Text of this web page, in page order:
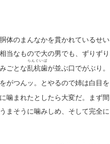
体のまんなかを貫かれているせい
当なもので大の男でも、ずりずり
ごとな乱杭歯
らんぐいば
が並ぶ口でがぶり。
がつんッ。とやるので姉は白目を
噛まれたとしたら大変だ。まず間
まそうに噛みしめ、そして完全に